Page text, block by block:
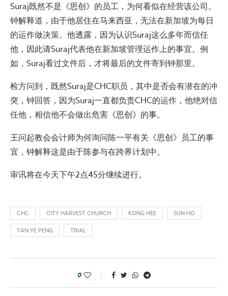
Suraj既然不是《思创》的员工，为何看似在经营该公司。
钟解释道，由于他居住在马来西亚，无法在新加坡为每日
的运作做决策。他透露，因为认识Suraj这么多年而信任
他，因此请Suraj代表他在新加坡管理运作上的事宜。例
如，Suraj看过文件后，才将最后的文件寄到钟那里。
检方问到，既然Suraj是CHC职员，其中是否会有潜在的冲
突，钟回答，因为Suraj一直都负责CHC的运作，他绝对信
任他，相信他不会做出危害《思创》的事。
王问起教会会计师为何询问陈一平有关《思创》员工的事
宜，钟解释这是由于陈参与在跨界计划中。
审讯将在今天下午2点45分继续进行。
CHC CITY HARVEST CHURCH KONG HEE
SUN HO
TAN YE PENG
TRIAL
0